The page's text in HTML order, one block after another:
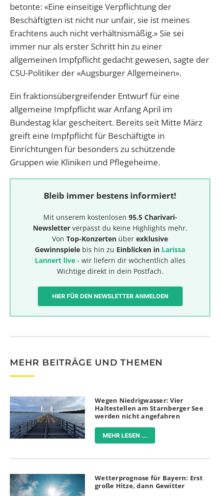
betonte: «Eine einseitige Verpflichtung der
Beschäftigten ist nicht nur unfair, sie ist meines
Erachtens auch nicht verhältnismäßig.» Sie sei
immer nur als erster Schritt hin zu einer
allgemeinen Impfpflicht gedacht gewesen, sagte der
CSU-Politiker der «Augsburger Allgemeinen».
Ein fraktionsübergreifender Entwurf für eine
allgemeine Impfpflicht war Anfang April im
Bundestag klar gescheitert. Bereits seit Mitte März
greift eine Impfpflicht für Beschäftigte in
Einrichtungen für besonders zu schützende
Gruppen wie Kliniken und Pflegeheime.
Bleib immer bestens informiert!
Mit unserem kostenlosen 95.5 Charivari-
Newsletterverpasst du keine Highlights mehr.
Von Top-Konzerten über exklusive
Gewinnspiele bis hin zu Einblicken in Larissa
Lannert live- wir liefern dir wöchentlich alles
Wichtige direkt in dein Postfach.
HIER FÜR DEN NEWSLETTER ANMELDEN
MEHR BEITRÄGE UND THEMEN
Wegen Niedrigwasser: Vier
Haltestellen am Starnberger See
werden nicht angefahren
MEHR LESEN ...
Wetterprognose für Bayern: Erst
große Hitze, dann Gewitter